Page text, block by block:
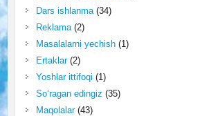
Dars ishlanma(34)
Reklama(2)
Masalalarni yechish(1)
Ertaklar(2)
Yoshlar ittifoqi (1)
So‘ragan edingiz (35)
Maqolalar(43)